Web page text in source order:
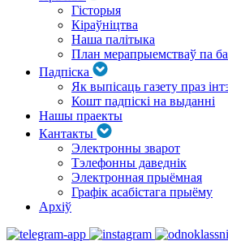
Гісторыя
Кіраўніцтва
Наша палітыка
План мерапрыемстваў па
Падпіска
Як выпісаць газету праз
Кошт падпіскі на выданні
Нашы праекты
Кантакты
Электронны зварот
Тэлефонны даведнік
Электронная прыёмная
Графік асабістага прыёму
Архіў